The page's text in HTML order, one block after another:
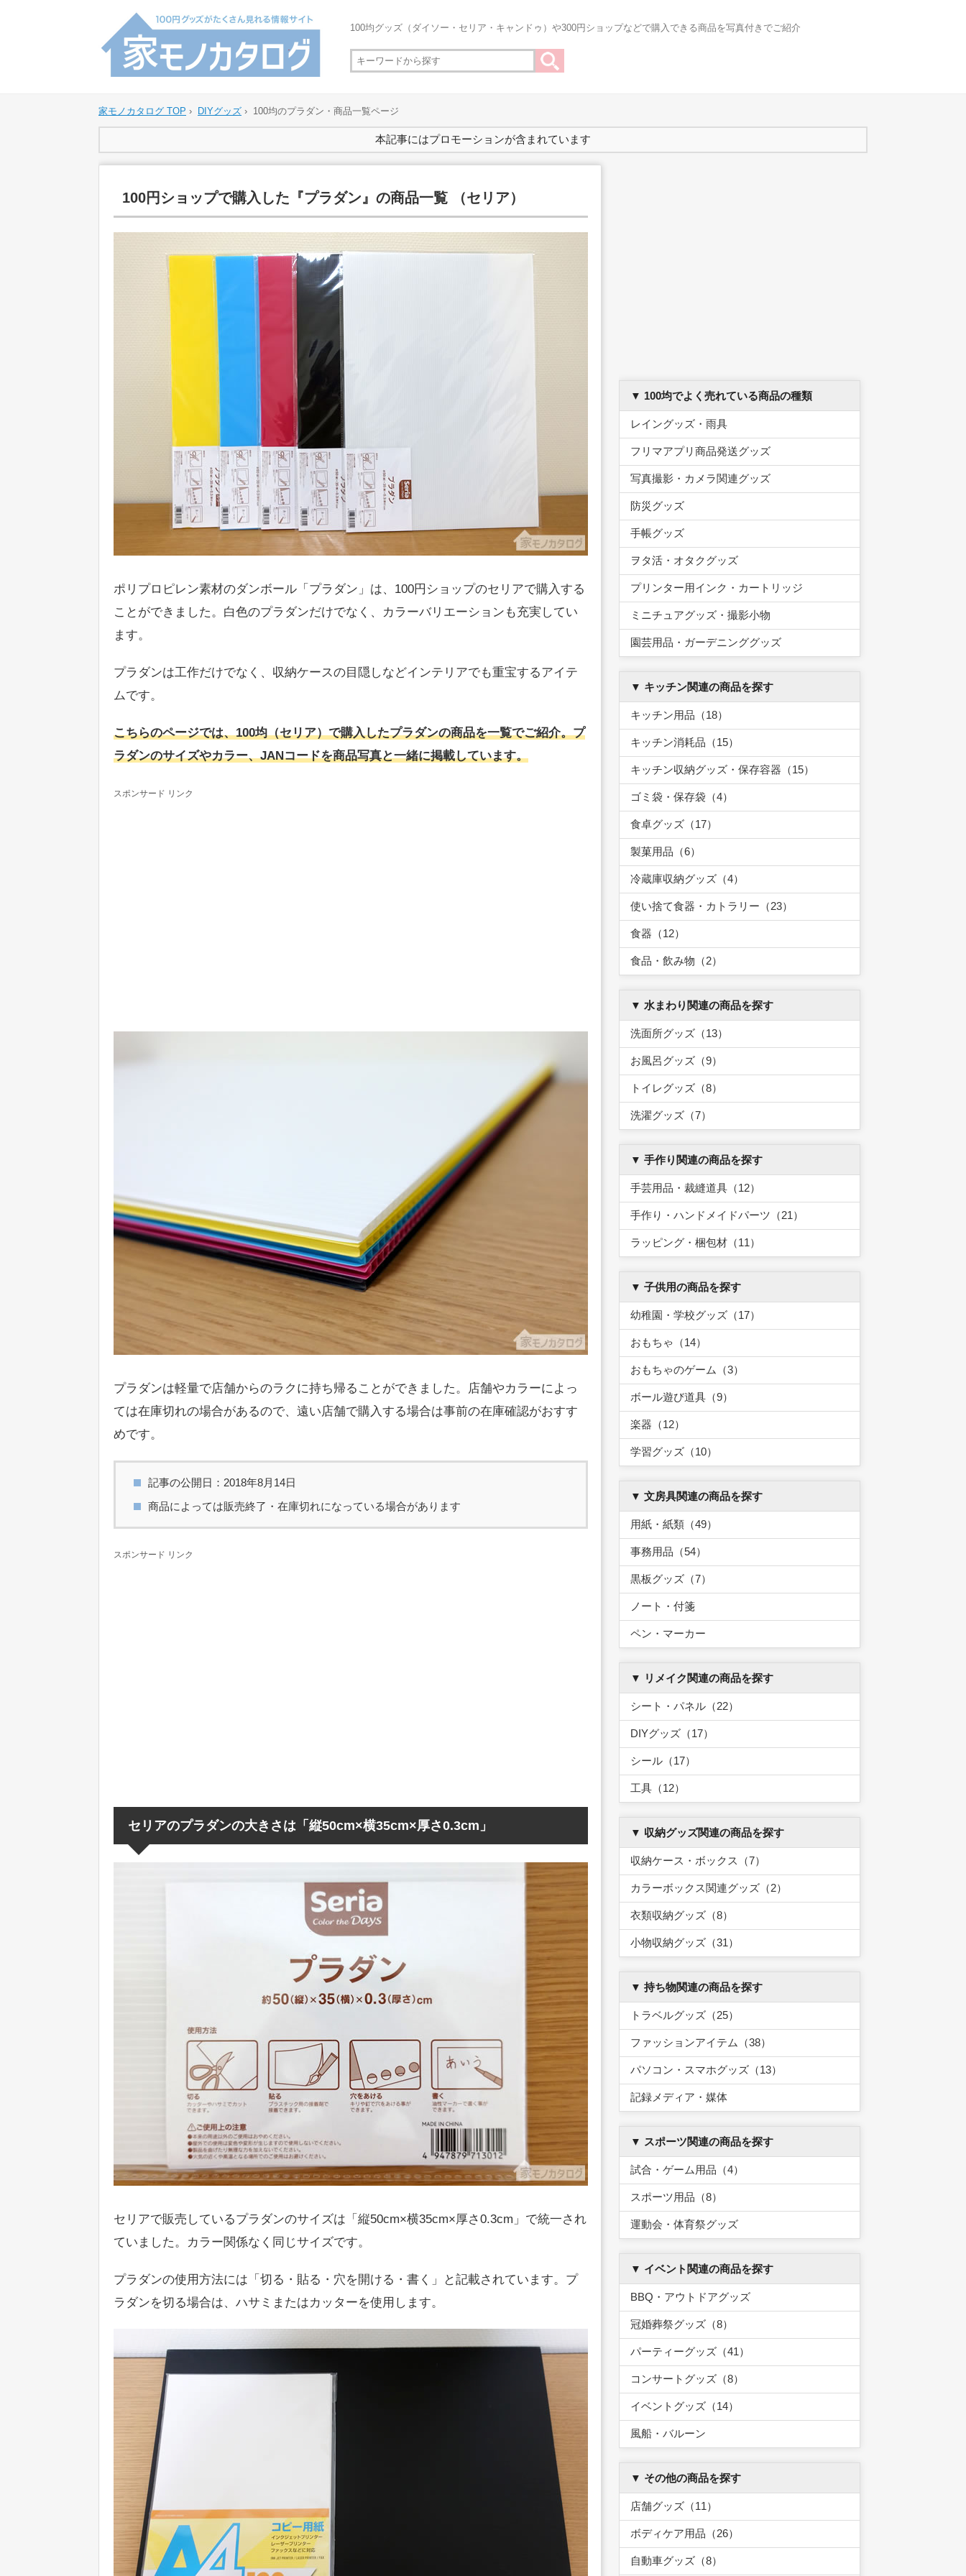
100均グッズ（ダイソー・セリア・キャンドゥ）や300円ショップなどで購入できる商品を写真付きでご紹介
家モノカタログ TOP › DIYグッズ › 100均のプラダン・商品一覧ページ
本記事にはプロモーションが含まれています
100円ショップで購入した『プラダン』の商品一覧 （セリア）
ポリプロピレン素材のダンボール「プラダン」は、100円ショップのセリアで購入する
ことができました。白色のプラダンだけでなく、カラーバリエーションも充実してい
ます。
プラダンは工作だけでなく、収納ケースの目隠しなどインテリアでも重宝するアイテ
ムです。
こちらのページでは、100均（セリア）で購入したプラダンの商品を一覧でご紹介。プ
ラダンのサイズやカラー、JANコードを商品写真と一緒に掲載しています。
スポンサード リンク
プラダンは軽量で店舗からのラクに持ち帰ることができました。店舗やカラーによっ
ては在庫切れの場合があるので、遠い店舗で購入する場合は事前の在庫確認がおすす
めです。
記事の公開日：2018年8月14日
商品によっては販売終了・在庫切れになっている場合があります
スポンサード リンク
セリアのプラダンの大きさは「縦50cm×横35cm×厚さ0.3cm」
セリアで販売しているプラダンのサイズは「縦50cm×横35cm×厚さ0.3cm」で統一され
ていました。カラー関係なく同じサイズです。
プラダンの使用方法には「切る・貼る・穴を開ける・書く」と記載されています。プ
ラダンを切る場合は、ハサミまたはカッターを使用します。
▼ 100均でよく売れている商品の種類
レイングッズ・雨具
フリマアプリ商品発送グッズ
写真撮影・カメラ関連グッズ
防災グッズ
手帳グッズ
ヲタ活・オタクグッズ
プリンター用インク・カートリッジ
ミニチュアグッズ・撮影小物
園芸用品・ガーデニンググッズ
▼ キッチン関連の商品を探す
キッチン用品（18）
キッチン消耗品（15）
キッチン収納グッズ・保存容器（15）
ゴミ袋・保存袋（4）
食卓グッズ（17）
製菓用品（6）
冷蔵庫収納グッズ（4）
使い捨て食器・カトラリー（23）
食器（12）
食品・飲み物（2）
▼ 水まわり関連の商品を探す
洗面所グッズ（13）
お風呂グッズ（9）
トイレグッズ（8）
洗濯グッズ（7）
▼ 手作り関連の商品を探す
手芸用品・裁縫道具（12）
手作り・ハンドメイドパーツ（21）
ラッピング・梱包材（11）
▼ 子供用の商品を探す
幼稚園・学校グッズ（17）
おもちゃ（14）
おもちゃのゲーム（3）
ボール遊び道具（9）
楽器（12）
学習グッズ（10）
▼ 文房具関連の商品を探す
用紙・紙類（49）
事務用品（54）
黒板グッズ（7）
ノート・付箋
ペン・マーカー
▼ リメイク関連の商品を探す
シート・パネル（22）
DIYグッズ（17）
シール（17）
工具（12）
▼ 収納グッズ関連の商品を探す
収納ケース・ボックス（7）
カラーボックス関連グッズ（2）
衣類収納グッズ（8）
小物収納グッズ（31）
▼ 持ち物関連の商品を探す
トラベルグッズ（25）
ファッションアイテム（38）
パソコン・スマホグッズ（13）
記録メディア・媒体
▼ スポーツ関連の商品を探す
試合・ゲーム用品（4）
スポーツ用品（8）
運動会・体育祭グッズ
▼ イベント関連の商品を探す
BBQ・アウトドアグッズ
冠婚葬祭グッズ（8）
パーティーグッズ（41）
コンサートグッズ（8）
イベントグッズ（14）
風船・バルーン
▼ その他の商品を探す
店舗グッズ（11）
ボディケア用品（26）
自動車グッズ（8）